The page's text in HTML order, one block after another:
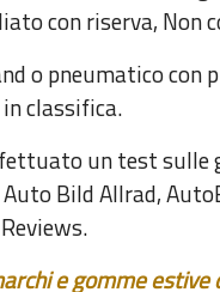
con riserva, Non
o pneumatico con
classifica.
un test sulle
Bild Allrad,
e gomme estive